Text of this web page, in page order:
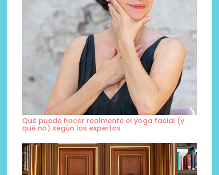
Qué puede hacer realmente el yoga facial (y
qué no) según los expertos